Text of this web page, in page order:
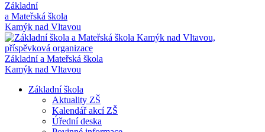
Základní
a Mateřská škola
Kamýk nad Vltavou
Základní a Mateřská škola
Kamýk nad Vltavou
Základní škola
Aktuality ZŠ
Kalendář akcí ZŠ
Úřední deska